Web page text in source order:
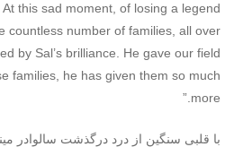
this sad moment, of losing a legend
countless number of families, all over
by Sal’s brilliance. He gave our field
families, he has given them so much
more.”